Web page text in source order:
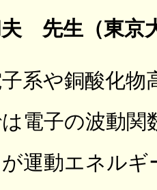
夫 先生（東
系や銅酸化物
電子の波動関
運動エネル